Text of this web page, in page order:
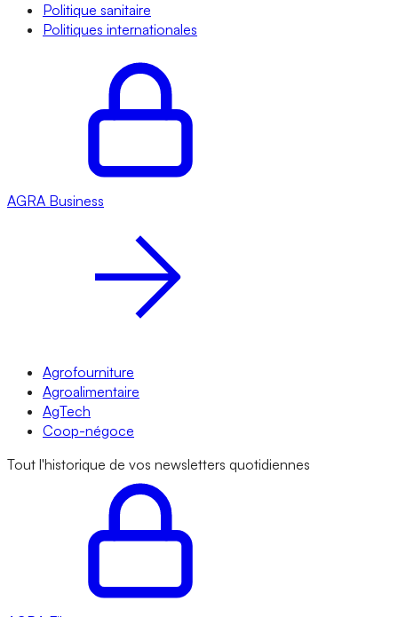
Politique sanitaire
Politiques internationales
AGRA Business
Agrofourniture
Agroalimentaire
AgTech
Coop-négoce
Tout l'historique de vos newsletters quotidiennes